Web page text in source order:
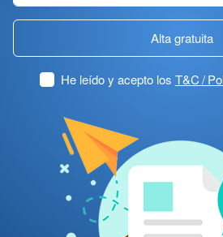
Alta gratuita
He leído y acepto los T&C /